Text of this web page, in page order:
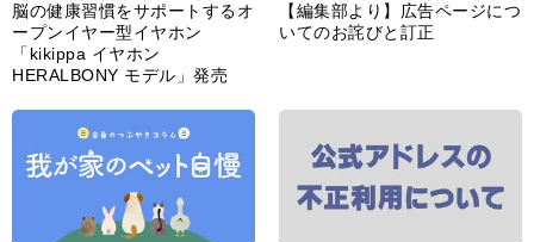
脳の健康習慣をサポートするオ
ープンイヤー型イヤホン
「kikippa イヤホン
HERALBONY モデル」発売
【編集部より】広告ページにつ
いてのお詫びと訂正